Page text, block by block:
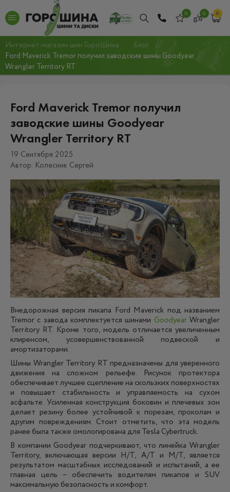
0 0 0
Интернет-магазин шин ГороШина
Блог
Ford Maverick Tremor получил заводские шины Goodyear
Wrangler Territory RT
Ford Maverick Tremor получил
заводские шины Goodyear
Wrangler Territory RT
19 Сентября 2025
Автор: Колесник Сергей
Внедорожная версия пикапа Ford Maverick под названием
Tremor с завода комплектуется шинами GoodyearWrangler
Territory RT. Кроме того, модель отличается увеличенным
клиренсом, усовершенствованной подвеской и
амортизаторами.
Шины Wrangler Territory RT предназначены для уверенного
движения на сложном рельефе. Рисунок протектора
обеспечивает лучшее сцепление на скользких поверхностях
и повышает стабильность и управляемость на сухом
асфальте. Усиленная конструкция боковин и плечевых зон
делает резину более устойчивой к порезам, проколам и
другим повреждениям. Стоит отметить, что эта модель
ранее была также омологирована для Tesla Cybertruck.
В компании Goodyear подчеркивают, что линейка Wrangler
Territory, включающая версии H/T, A/T и M/T, является
результатом масштабных исследований и испытаний, а ее
главная цель – обеспечить водителям пикапов и SUV
максимальную безопасность и комфорт.